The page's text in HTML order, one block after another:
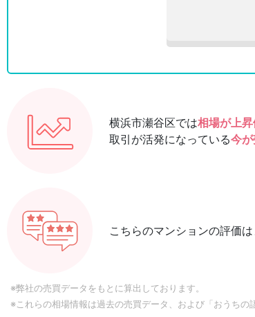
横浜市瀬谷区では相場が上昇
取引が活発になっている今
こちらのマンションの評価は
※弊社の売買データをもとに算出しております。
※これらの相場情報は過去の売買データ、および「おうちの